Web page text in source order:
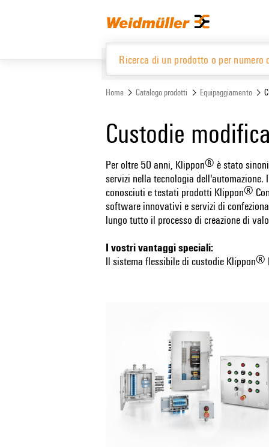
Home Catalogo prodotti Equipaggiamento
Custodie
Per oltre 50 anni, Klippon® è stato
servizi nella tecnologia dell'automazione.
conosciuti e testati prodotti Klippon®
software innovativi e servizi di
lungo tutto il processo di creazione di
I vostri vantaggi speciali:
Il sistema flessibile di custodie Klippon®